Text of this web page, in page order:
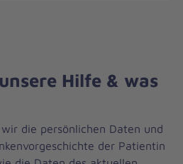
Hilfe & was
die persönlichen Daten und
der Patientin